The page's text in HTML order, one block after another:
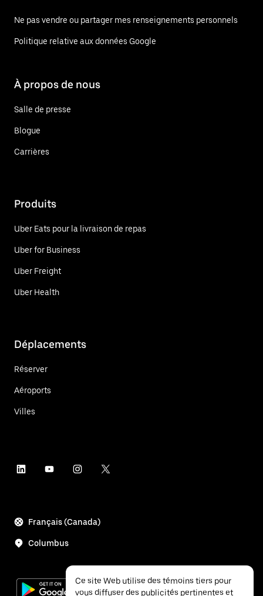
Ne pas vendre ou partager mes renseignements personnels
Politique relative aux données Google
À propos de nous
Salle de presse
Blogue
Carrières
Produits
Uber Eats pour la livraison de repas
Uber for Business
Uber Freight
Uber Health
Déplacements
Réserver
Aéroports
Villes
Français (Canada)
Columbus
Ce site Web utilise des témoins tiers pour
vous diffuser des publicités pertinentes et